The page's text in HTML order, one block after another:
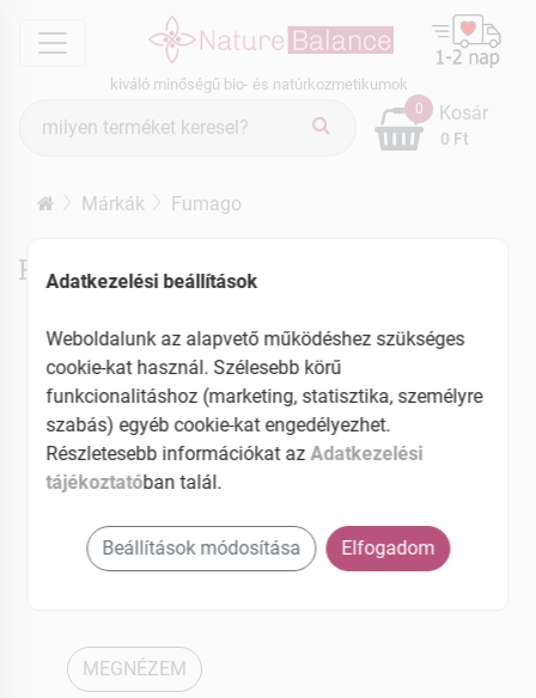
menu
kiváló minőségű bio- és natúrkozmetikumok
keresés
0
0 Ft
Kosár
Márkák Fumago
Fumago termékek
Fumago
Krém 50 g
MEGNÉZEM
Adatkezelési beállítások
Weboldalunk az alapvető működéshez szükséges
cookie-kat használ. Szélesebb körű
funkcionalitáshoz (marketing, statisztika, személyre
szabás) egyéb cookie-kat engedélyezhet.
Részletesebb információkat azAdatkezelési
tájékoztatóban talál.
Beállítások módosítása Elfogadom